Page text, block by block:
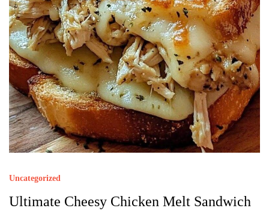
Uncategorized
Ultimate Cheesy Chicken Melt Sandwich